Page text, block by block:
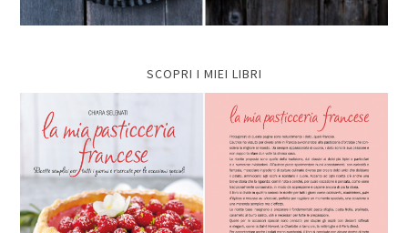
SCOPRI I MIEI LIBRI